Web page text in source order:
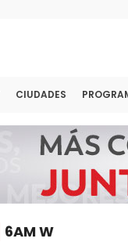
CIUDADES
6AM W